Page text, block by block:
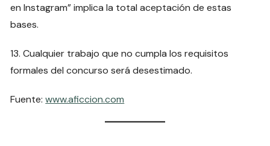
en Instagram” implica la total aceptación de estas
bases.
13. Cualquier trabajo que no cumpla los requisitos
formales del concurso será desestimado.
Fuente:www.aficcion.com